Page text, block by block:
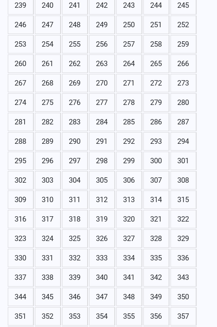
239 240 241 242 243 244 245
246 247 248 249 250 251 252
253 254 255 256 257 258 259
260 261 262 263 264 265 266
267 268 269 270 271 272 273
274 275 276 277 278 279 280
281 282 283 284 285 286 287
288 289 290 291 292 293 294
295 296 297 298 299 300 301
302 303 304 305 306 307 308
309 310 311 312 313 314 315
316 317 318 319 320 321 322
323 324 325 326 327 328 329
330 331 332 333 334 335 336
337 338 339 340 341 342 343
344 345 346 347 348 349 350
351 352 353 354 355 356 357